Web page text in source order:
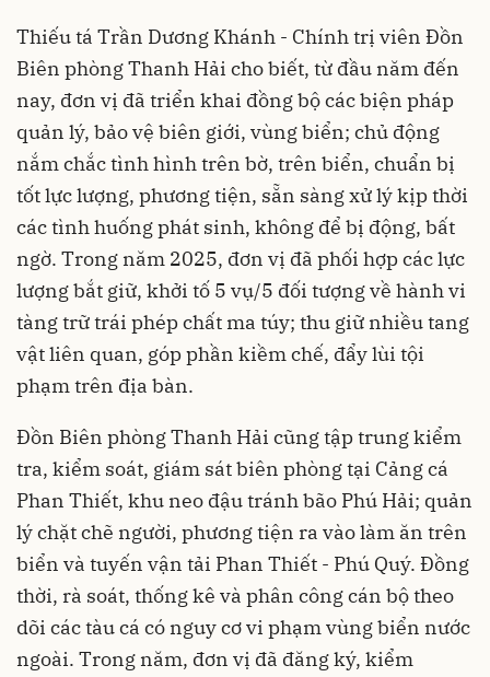
Thiếu tá Trần Dương Khánh - Chính trị viên Đồn
Biên phòng Thanh Hải cho biết, từ đầu năm đến
nay, đơn vị đã triển khai đồng bộ các biện pháp
quản lý, bảo vệ biên giới, vùng biển; chủ động
nắm chắc tình hình trên bờ, trên biển, chuẩn bị
tốt lực lượng, phương tiện, sẵn sàng xử lý kịp thời
các tình huống phát sinh, không để bị động, bất
ngờ. Trong năm 2025, đơn vị đã phối hợp các lực
lượng bắt giữ, khởi tố 5 vụ/5 đối tượng về hành vi
tàng trữ trái phép chất ma túy; thu giữ nhiều tang
vật liên quan, góp phần kiềm chế, đẩy lùi tội
phạm trên địa bàn.
Đồn Biên phòng Thanh Hải cũng tập trung kiểm
tra, kiểm soát, giám sát biên phòng tại Cảng cá
Phan Thiết, khu neo đậu tránh bão Phú Hải; quản
lý chặt chẽ người, phương tiện ra vào làm ăn trên
biển và tuyến vận tải Phan Thiết - Phú Quý. Đồng
thời, rà soát, thống kê và phân công cán bộ theo
dõi các tàu cá có nguy cơ vi phạm vùng biển nước
ngoài. Trong năm, đơn vị đã đăng ký, kiểm